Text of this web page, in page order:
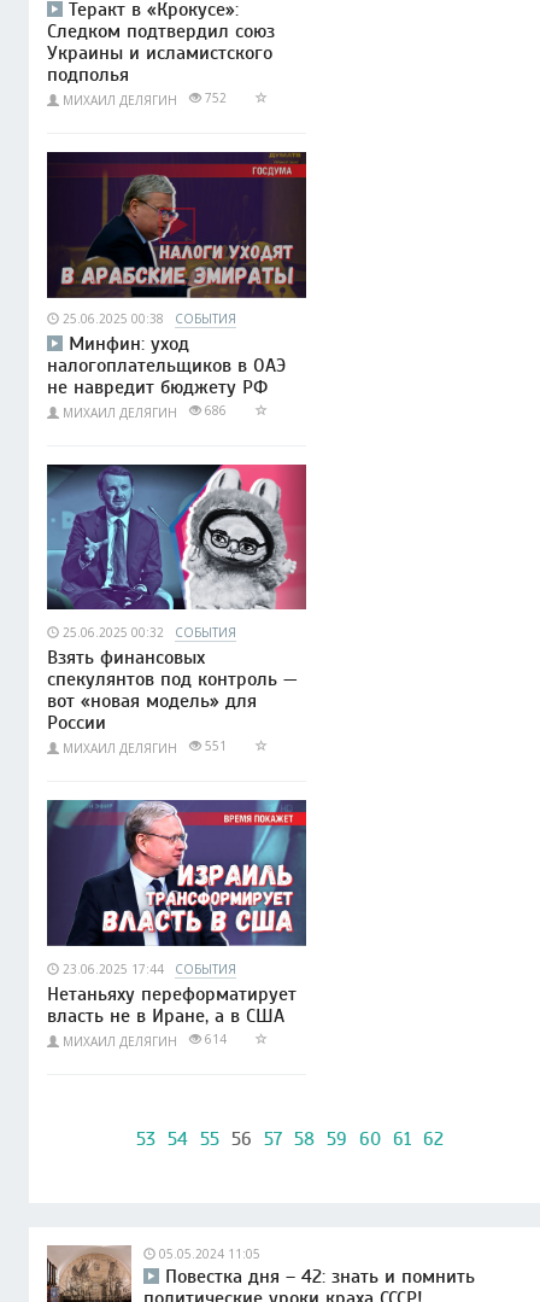
Теракт в «Крокусе»:
Следком подтвердил союз
Украины и исламистского
подполья
МИХАИЛ ДЕЛЯГИН 752
25.06.2025 00:38 СОБЫТИЯ
Минфин: уход
налогоплательщиков в ОАЭ
не навредит бюджету РФ
МИХАИЛ ДЕЛЯГИН 686
25.06.2025 00:32 СОБЫТИЯ
Взять финансовых
спекулянтов под контроль —
вот «новая модель» для
России
МИХАИЛ ДЕЛЯГИН 551
23.06.2025 17:44 СОБЫТИЯ
Нетаньяху переформатирует
власть не в Иране, а в США
МИХАИЛ ДЕЛЯГИН 614
53 54 55 56 57 58 59 60 61 62
05.05.2024 11:05
Повестка дня – 42: знать и помнить